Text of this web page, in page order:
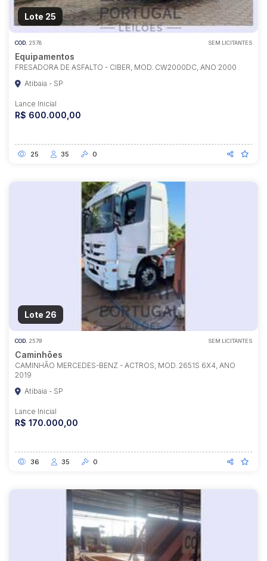
Lote 25
COD. 2578 SEM LICITANTES
Equipamentos
FRESADORA DE ASFALTO - CIBER, MOD. CW2000DC, ANO 2000
Atibaia - SP
Lance Inicial
R$ 600.000,00
25 35 0
Lote 26
COD. 2579 SEM LICITANTES
Caminhões
CAMINHÃO MERCEDES-BENZ - ACTROS, MOD. 2651S 6X4, ANO
2019
Atibaia - SP
Lance Inicial
R$ 170.000,00
36 35 0